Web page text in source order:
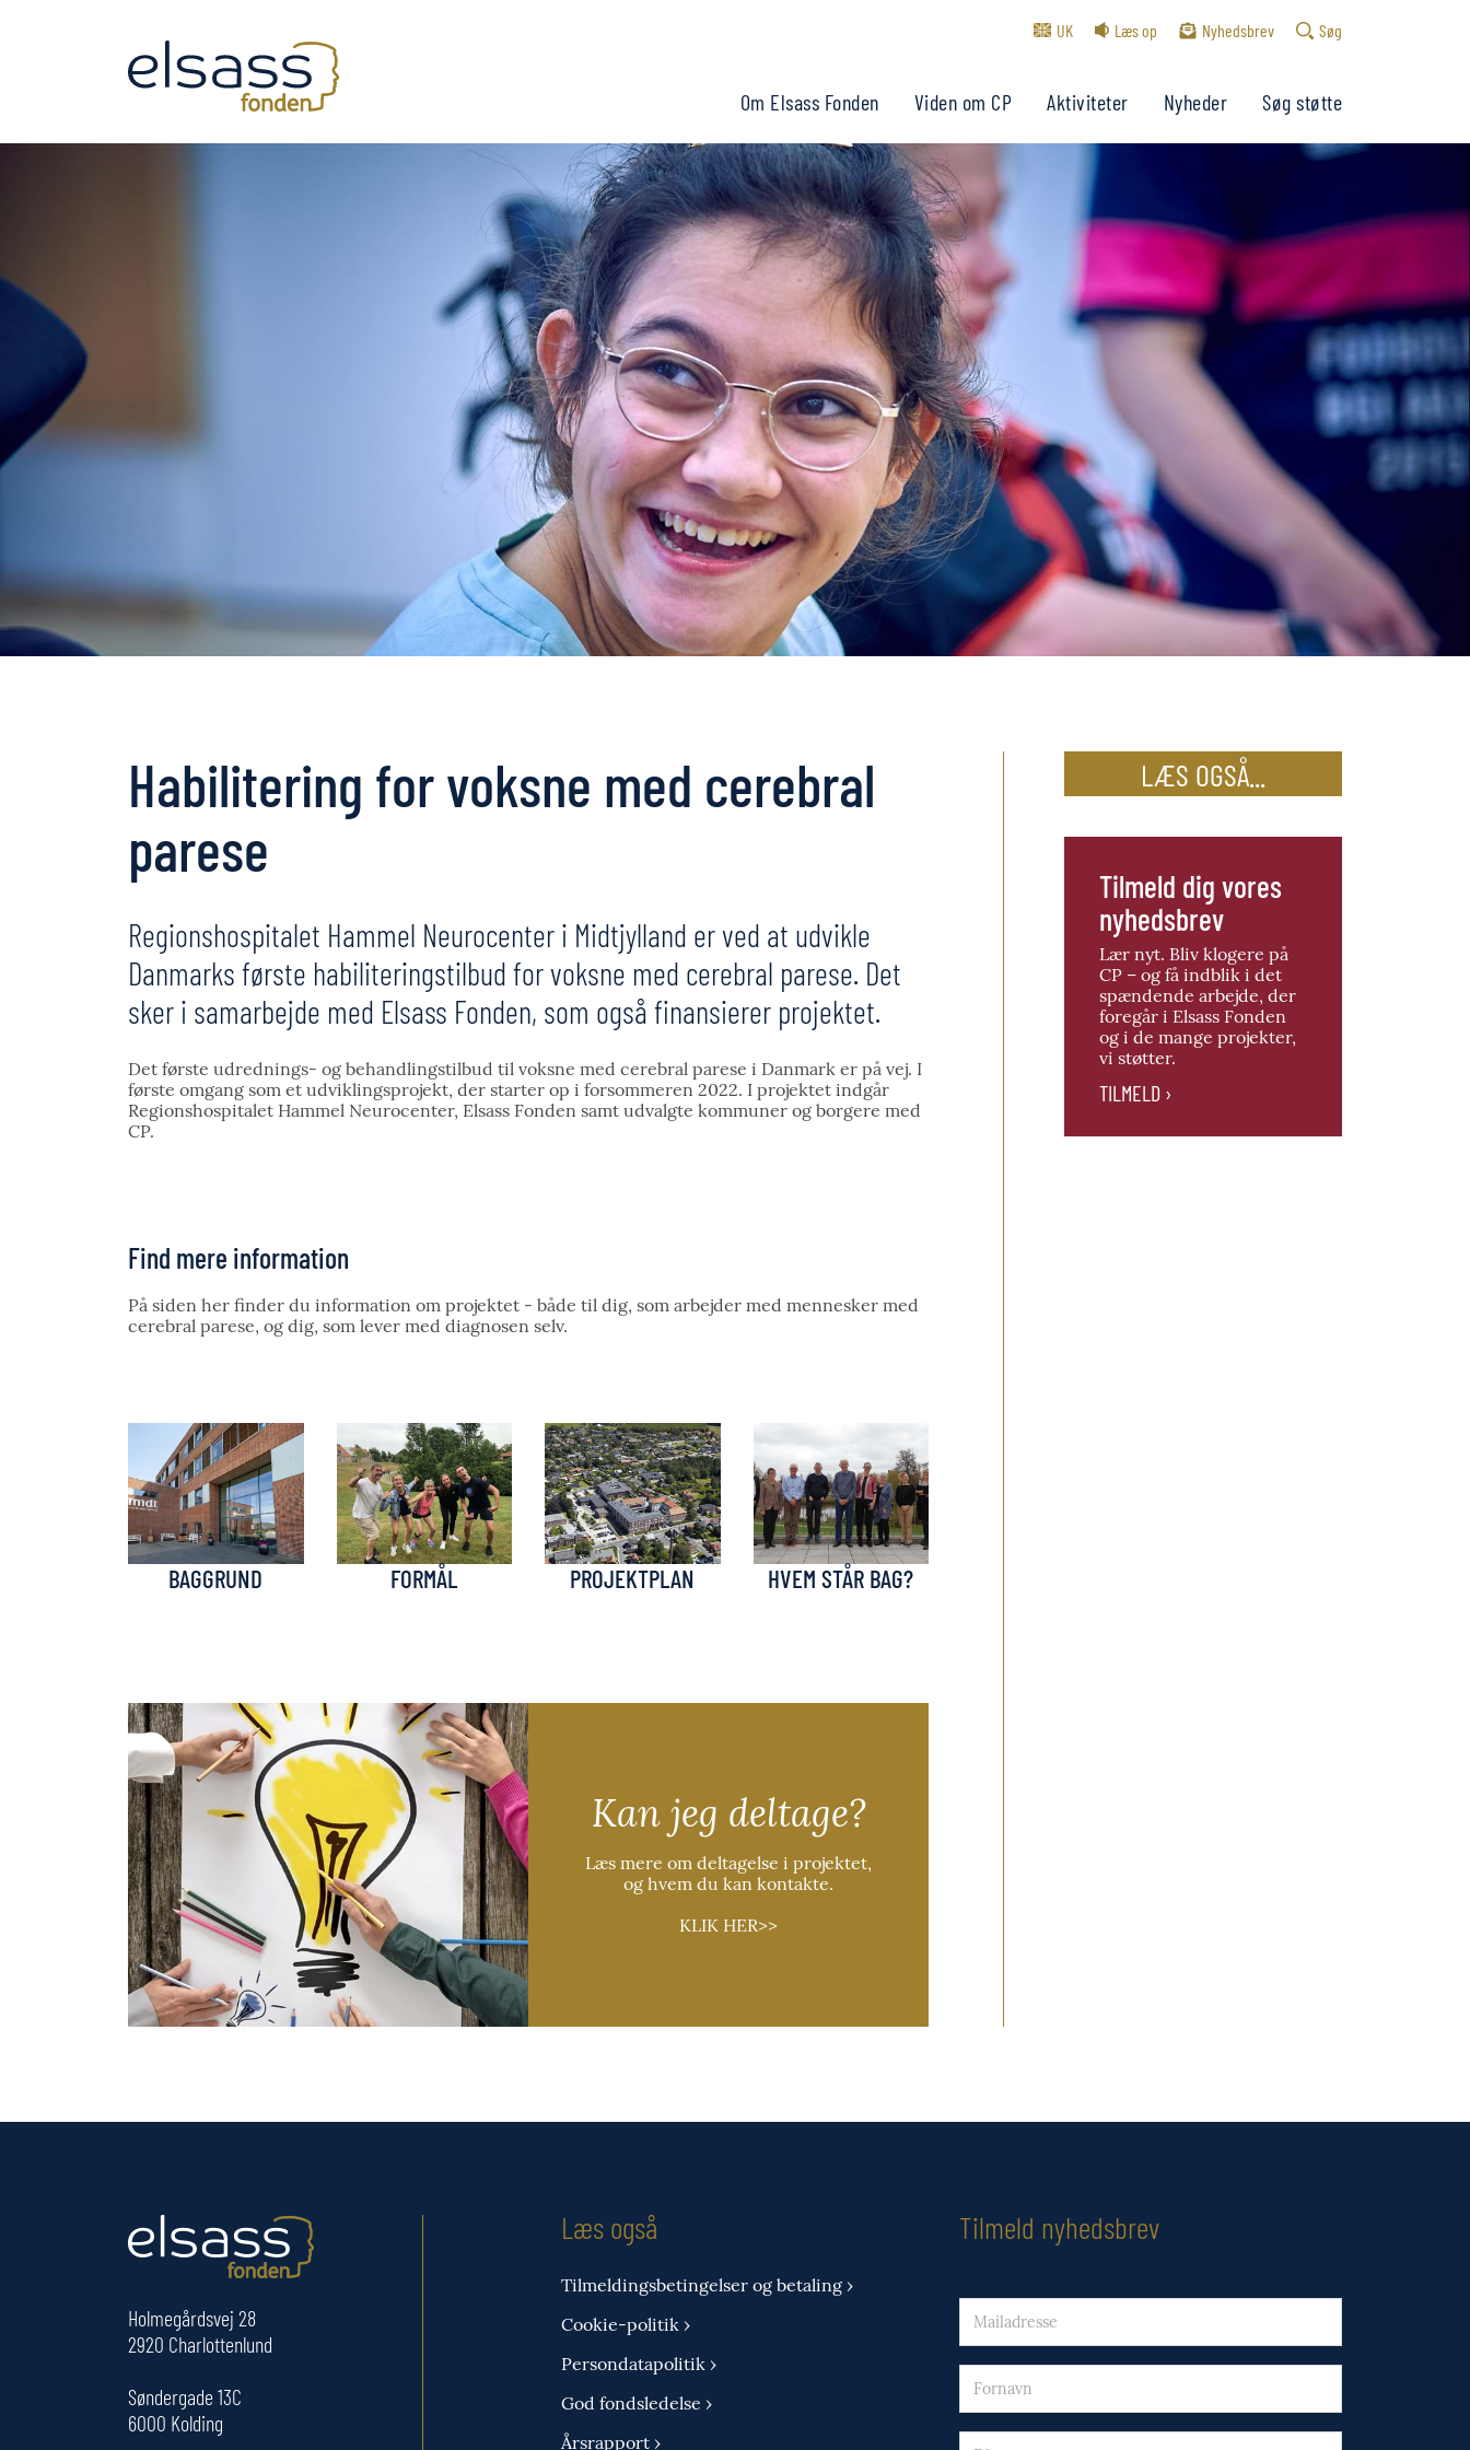
UK Læs op Nyhedsbrev Søg
Om Elsass Fonden Viden om CP Aktiviteter Nyheder Søg støtte
Habilitering for voksne med cerebral
parese
Regionshospitalet Hammel Neurocenter i Midtjylland er ved at udvikle
Danmarks første habiliteringstilbud for voksne med cerebral parese. Det
sker i samarbejde med Elsass Fonden, som også finansierer projektet.
Det første udrednings- og behandlingstilbud til voksne med cerebral parese i Danmark er på vej. I
første omgang som et udviklingsprojekt, der starter op i forsommeren 2022. I projektet indgår
Regionshospitalet Hammel Neurocenter, Elsass Fonden samt udvalgte kommuner og borgere med
CP.
Find mere information
På siden her finder du information om projektet - både til dig, som arbejder med mennesker med
cerebral parese, og dig, som lever med diagnosen selv.
BAGGRUND FORMÅL PROJEKTPLAN HVEM STÅR BAG?
Kan jeg deltage?
Læs mere om deltagelse i projektet,
og hvem du kan kontakte.
KLIK HER>>
LÆS OGSÅ...
Tilmeld dig vores
nyhedsbrev
Lær nyt. Bliv klogere på
CP – og få indblik i det
spændende arbejde, der
foregår i Elsass Fonden
og i de mange projekter,
vi støtter.
TILMELD ›
Holmegårdsvej 28
2920 Charlottenlund
Søndergade 13C
6000 Kolding
Læs også
Tilmeldingsbetingelser og betaling ›
Cookie-politik ›
Persondatapolitik ›
God fondsledelse ›
Årsrapport ›
Tilmeld nyhedsbrev